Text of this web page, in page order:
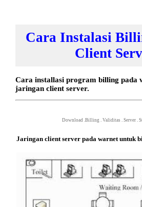
Cara Instalasi
Client
Cara installasi program billing pada
jaringan client server.
Download Billing Validitas Server.
Jaringan client server pada warnet untuk